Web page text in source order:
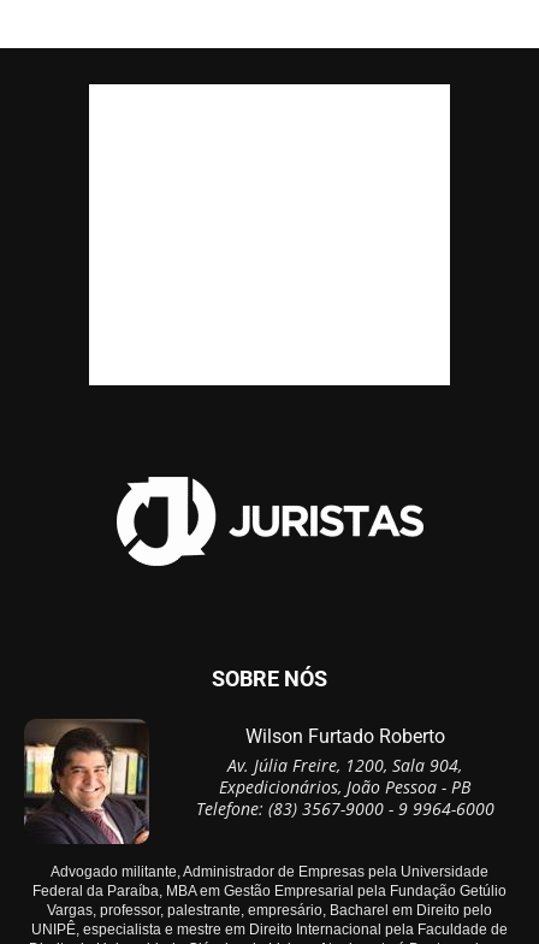
SOBRE NÓS
Wilson Furtado Roberto
Av. Júlia Freire, 1200, Sala 904,
Expedicionários, João Pessoa - PB
Telefone: (83) 3567-9000 - 9 9964-6000
Advogado militante, Administrador de Empresas pela Universidade
Federal da Paraíba, MBA em Gestão Empresarial pela Fundação Getúlio
Vargas, professor, palestrante, empresário, Bacharel em Direito pelo
UNIPÊ, especialista e mestre em Direito Internacional pela Faculdade de